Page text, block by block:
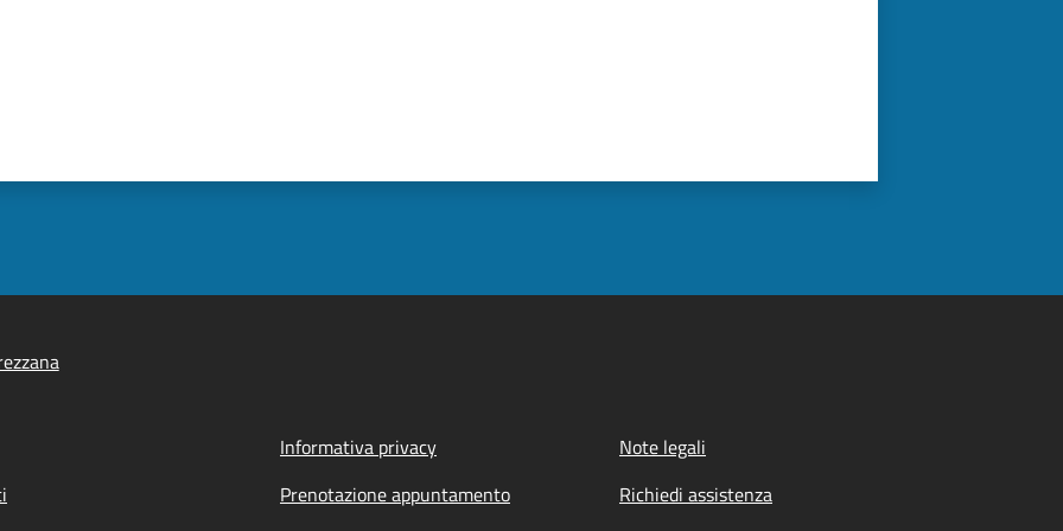
Informativa privacy
Note legali
Prenotazione appuntamento
Richiedi assistenza